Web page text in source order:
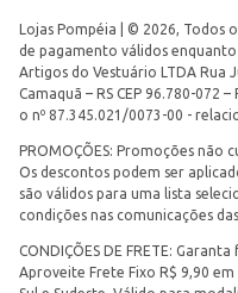
Lojas Pompéia | © 2026, Todos
de pagamento válidos
Artigos do Vestuário LTDA Rua
Camaquã – RS CEP 96.780-072
o nº 87.345.021/0073-00 -
PROMOÇÕES: Promoções não
Os descontos podem ser
são válidos para uma lista
condições nas comunicações
CONDIÇÕES DE FRETE:
Aproveite Frete Fixo R$ 9,90